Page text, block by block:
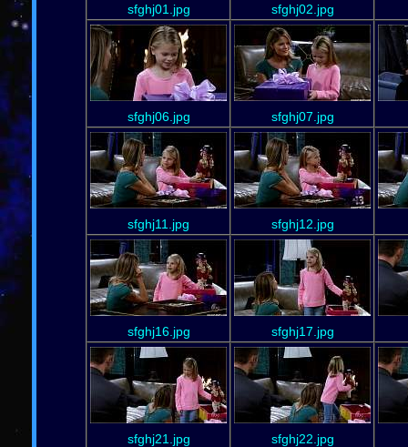
sfghj01.jpg sfghj02.jpg
sfghj06.jpg sfghj07.jpg
sfghj11.jpg sfghj12.jpg
sfghj16.jpg sfghj17.jpg
sfghj21.jpg sfghj22.jpg